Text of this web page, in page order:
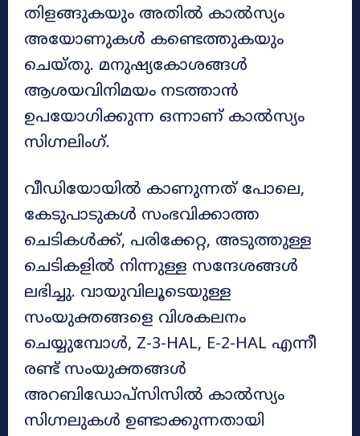
തിളങ്ങുകയും അതിൽ കാൽസ്യം
അയോണുകൾ കണ്ടെത്തുകയും
ചെയ്തു. മനുഷ്യകോശങ്ങൾ
ആശയവിനിമയം നടത്താൻ
ഉപയോഗിക്കുന്ന ഒന്നാണ് കാൽസ്യം
സിഗ്നലിംഗ്.
വീഡിയോയിൽ കാണുന്നത് പോലെ,
കേടുപാടുകൾ സംഭവിക്കാത്ത
ചെടികൾക്ക്, പരിക്കേറ്റ, അടുത്തുള്ള
ചെടികളിൽ നിന്നുള്ള സന്ദേശങ്ങൾ
ലഭിച്ചു. വായുവിലൂടെയുള്ള
സംയുക്തങ്ങളെ വിശകലനം
ചെയ്യുമ്പോൾ, Z-3-HAL, E-2-HAL എന്നീ
രണ്ട് സംയുക്തങ്ങൾ
അറബിഡോപ്സിസിൽ കാൽസ്യം
സിഗ്നലുകൾ ഉണ്ടാക്കുന്നതായി